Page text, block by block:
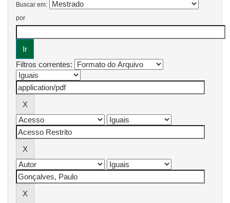
Buscar em:
por
Filtros correntes: